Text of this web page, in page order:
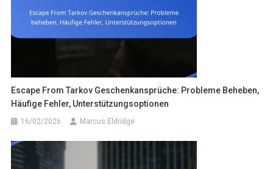
Escape From Tarkov Geschenkansprüche: Probleme Beheben,
Häufige Fehler, Unterstützungsoptionen
16/02/2026 Marcus Eldridge